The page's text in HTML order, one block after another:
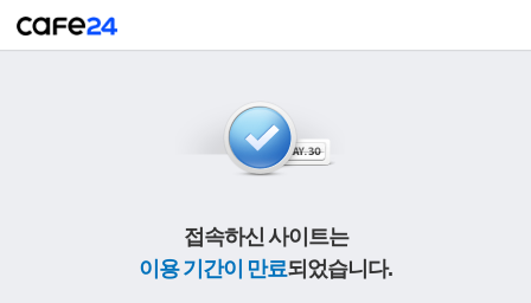
접속하신 사이트는
이용 기간이 만료되었습니다.